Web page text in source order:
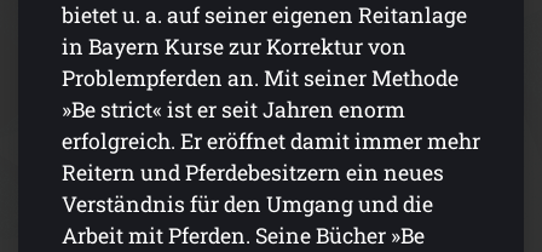
bietet u. a. auf seiner eigenen Reitanlage
in Bayern Kurse zur Korrektur von
Problempferden an. Mit seiner Methode
»Be strict« ist er seit Jahren enorm
erfolgreich. Er eröffnet damit immer mehr
Reitern und Pferdebesitzern ein neues
Verständnis für den Umgang und die
Arbeit mit Pferden. Seine Bücher »Be